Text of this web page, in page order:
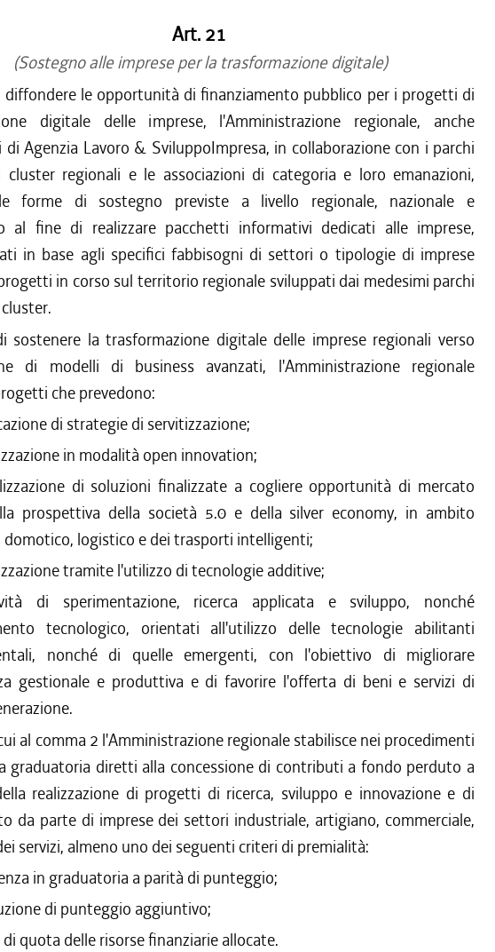
Art. 21
(Sostegno alle imprese per la trasformazione digitale)
diffondere le opportunità di finanziamento pubblico per i progetti di
digitale delle imprese, l'Amministrazione regionale, anche
di Agenzia Lavoro & SviluppoImpresa, in collaborazione con i parchi
cluster regionali e le associazioni di categoria e loro emanazioni,
forme di sostegno previste a livello regionale, nazionale e
al fine di realizzare pacchetti informativi dedicati alle imprese,
in base agli specifici fabbisogni di settori o tipologie di imprese
in corso sul territorio regionale sviluppati dai medesimi parchi
sostenere la trasformazione digitale delle imprese regionali verso
di modelli di business avanzati, l'Amministrazione regionale
che prevedono:
di strategie di servitizzazione;
in modalità open innovation;
di soluzioni finalizzate a cogliere opportunità di mercato
prospettiva della società 5.0 e della silver economy, in ambito
logistico e dei trasporti intelligenti;
tramite l'utilizzo di tecnologie additive;
di sperimentazione, ricerca applicata e sviluppo, nonché
tecnologico, orientati all'utilizzo delle tecnologie abilitanti
nonché di quelle emergenti, con l'obiettivo di migliorare
gestionale e produttiva e di favorire l'offerta di beni e servizi di
al comma 2 l'Amministrazione regionale stabilisce nei procedimenti
graduatoria diretti alla concessione di contributi a fondo perduto a
realizzazione di progetti di ricerca, sviluppo e innovazione e di
da parte di imprese dei settori industriale, artigiano, commerciale,
servizi, almeno uno dei seguenti criteri di premialità:
in graduatoria a parità di punteggio;
di punteggio aggiuntivo;
di quota delle risorse finanziarie allocate.